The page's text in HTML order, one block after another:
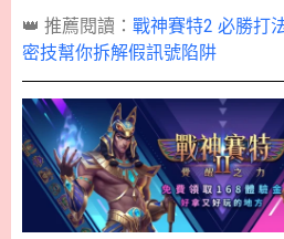
👑 推薦閱讀： 戰神賽特2 必勝打
密技幫你拆解假訊號陷阱